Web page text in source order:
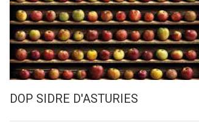
DOP SIDRE D'ASTURIES